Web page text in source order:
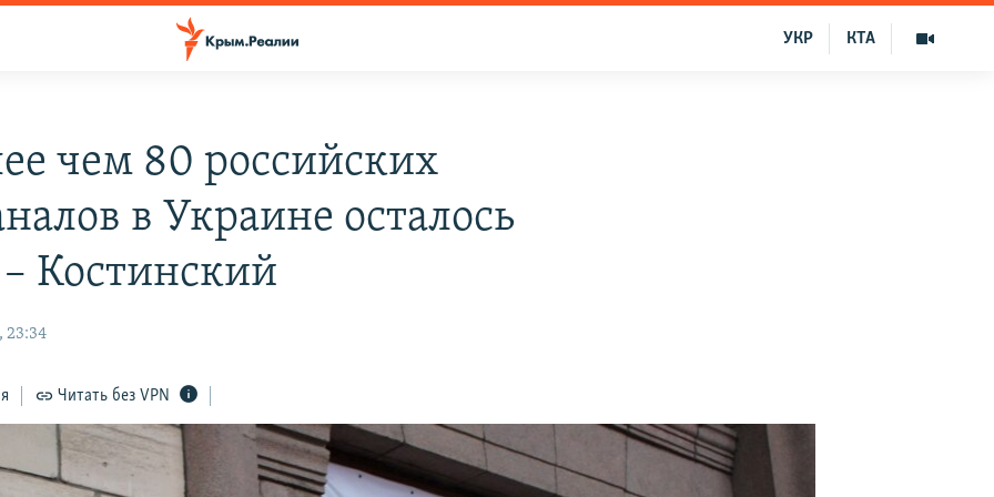
КТА
УКР
чем 80 российских
в Украине осталось
Костинский
23:34
Читать без VPN